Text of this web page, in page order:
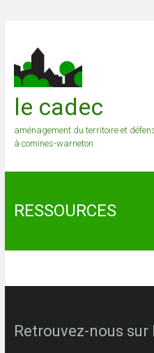
le cadec
aménagement du territoire et
à comines-warneton
RESSOURCES
Retrouvez-nous sur